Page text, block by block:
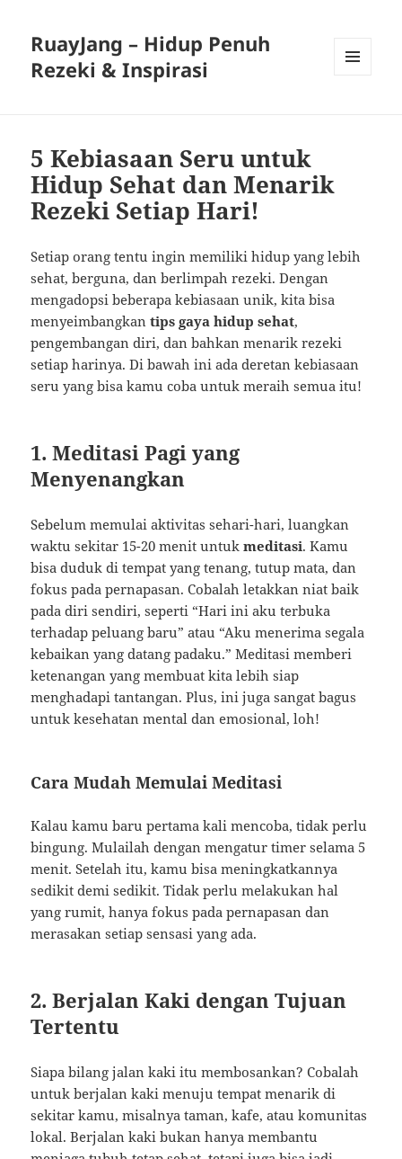
RuayJang – Hidup Penuh
Rezeki & Inspirasi
5 Kebiasaan Seru untuk
Hidup Sehat dan Menarik
Rezeki Setiap Hari!
Setiap orang tentu ingin memiliki hidup yang lebih
sehat, berguna, dan berlimpah rezeki. Dengan
mengadopsi beberapa kebiasaan unik, kita bisa
menyeimbangkantips gaya hidup sehat,
pengembangan diri, dan bahkan menarik rezeki
setiap harinya. Di bawah ini ada deretan kebiasaan
seru yang bisa kamu coba untuk meraih semua itu!
1. Meditasi Pagi yang
Menyenangkan
Sebelum memulai aktivitas sehari-hari, luangkan
waktu sekitar 15-20 menit untukmeditasi. Kamu
bisa duduk di tempat yang tenang, tutup mata, dan
fokus pada pernapasan. Cobalah letakkan niat baik
pada diri sendiri, seperti “Hari ini aku terbuka
terhadap peluang baru” atau “Aku menerima segala
kebaikan yang datang padaku.” Meditasi memberi
ketenangan yang membuat kita lebih siap
menghadapi tantangan. Plus, ini juga sangat bagus
untuk kesehatan mental dan emosional, loh!
Cara Mudah Memulai Meditasi
Kalau kamu baru pertama kali mencoba, tidak perlu
bingung. Mulailah dengan mengatur timer selama 5
menit. Setelah itu, kamu bisa meningkatkannya
sedikit demi sedikit. Tidak perlu melakukan hal
yang rumit, hanya fokus pada pernapasan dan
merasakan setiap sensasi yang ada.
2. Berjalan Kaki dengan Tujuan
Tertentu
Siapa bilang jalan kaki itu membosankan? Cobalah
untuk berjalan kaki menuju tempat menarik di
sekitar kamu, misalnya taman, kafe, atau komunitas
lokal. Berjalan kaki bukan hanya membantu